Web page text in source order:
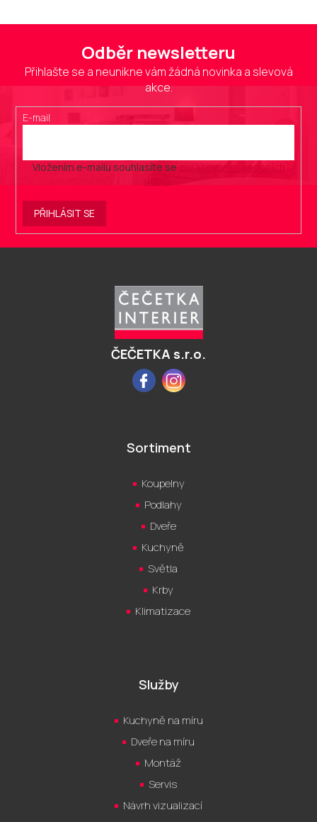
Odběr newsletteru
Přihlašte se a neunikne vám žádná novinka a slevová
akce.
E-mail
Vložením e-mailu souhlasíte se zpracováním osobních
.
PŘIHLÁSIT SE
ČEČETKA s.r.o.
FacebookInstagram
Sortiment
Koupelny
Podlahy
Dveře
Kuchyně
Světla
Krby
Klimatizace
Služby
Kuchyně na míru
Dveře na míru
Montáž
Servis
Návrh vizualizací